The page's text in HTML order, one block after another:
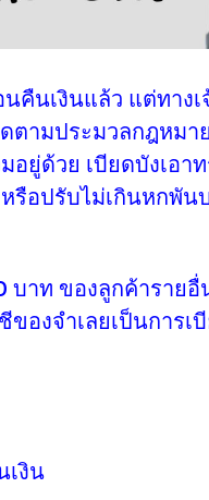
แล้ว แต่ทางเจ้า
ตามประมวลกฎหม
อยู่ด้วย เบียดบังเอ
รือปรับไม่เกินหกพัน
งลูกค้ารายอื่นเ
องจำเลยเป็นการเ
งิน